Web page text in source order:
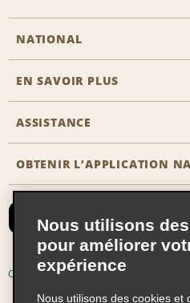
NATIONAL
Passer une réservation
Solutions pour les
EN SAVOIR PLUS
Carrière
ASSISTANCE
Accessibilité
Nous contacter
Recevoir des offres par
OBTENIR L’APPLICATION
Conditions d’utilisation
Nous utilisons
pour améliorer
expérience
Nous utilisons des cookies et